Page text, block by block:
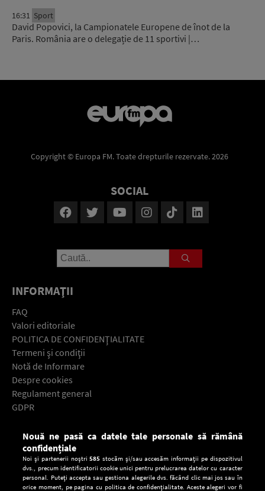
16:31 Sport
David Popovici, la Campionatele Europene de înot de la
Paris. România are o delegație de 11 sportivi |…
Copyright © Europa FM. Toate drepturile rezervate. 2026
SOCIAL
INFORMAŢII
FAQ
Valori editoriale
POLITICA DE CONFIDENŢIALITATE
Termeni şi condiţii
Notă de Informare
Despre cookies
Regulament general
GDPR
Descarcă gratuit aplicaţia Europa FM pentru smartphone:
Nouă ne pasă ca datele tale personale să rămână
confidențiale
Noi și partenerii noștri585 stocăm și/sau accesăm informații pe dispozitivul
dvs., precum identificatorii cookie unici pentru prelucrarea datelor cu caracter
personal. Puteți accepta sau gestiona alegerile dvs. făcând clic mai jos sau în
orice moment, pe pagina cu politica de confidențialitate. Aceste alegeri vor fi